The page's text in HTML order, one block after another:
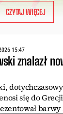
CZYTAJ WIĘCEJ
15:47
znalazł
się do